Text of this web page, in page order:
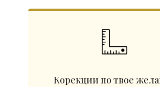
Корекции по твое